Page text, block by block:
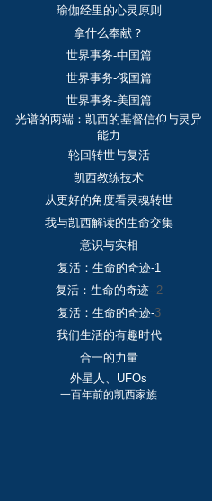
瑜伽经里的心灵原则
拿什么奉献？
世界事务-中国篇
世界事务-俄国篇
世界事务-美国篇
光谱的两端：凯西的基督信仰与灵异
能力
轮回转世与复活
凯西教练技术
从更好的角度看灵魂转世
我与凯西解读的生命交集
意识与实相
复活：生命的奇迹-1
复活：生命的奇迹--2
复活：生命的奇迹-3
我们生活的有趣时代
合一的力量
外星人、UFOs
一百年前的凯西家族